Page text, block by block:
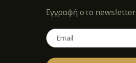
Εγγραφή στο newsletter